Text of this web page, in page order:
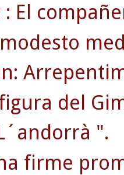
: El
del
".
firme